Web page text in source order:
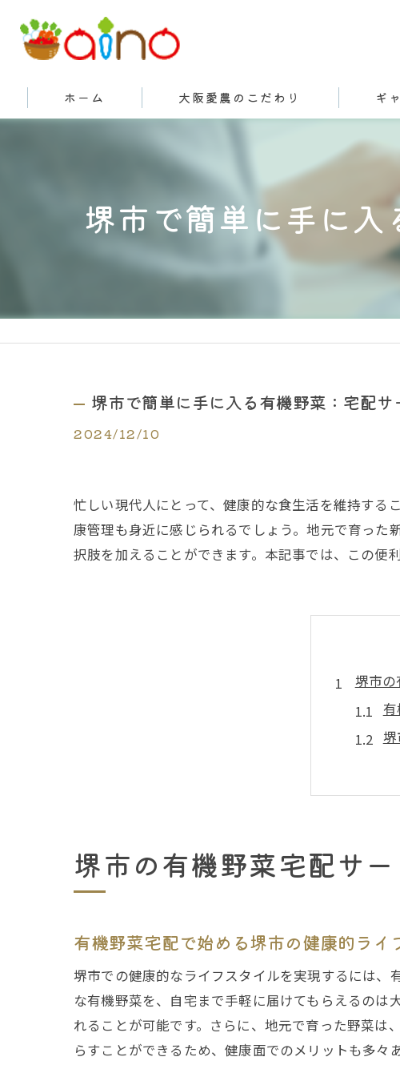
ホーム 大阪愛農のこだわり
有機栽培とは
ギ
堺市で簡単に手に
堺市で簡単に手に入る有機野菜：宅配サ
2024/12/10
忙しい現代人にとって、健康的な食生活を維持する
康管理も身近に感じられるでしょう。地元で育った
択肢を加えることができます。本記事では、この便
堺市
新鮮
地
手間い
堺市の有機野菜宅配サ
有機野菜宅配で始める堺市の健康的ライ
堺市での健康的なライフスタイルを実現するには
な有機野菜を、自宅まで手軽に届けてもらえるの
れることが可能です。さらに、地元で育った野菜
らすことができるため、健康面でのメリットも多々あ